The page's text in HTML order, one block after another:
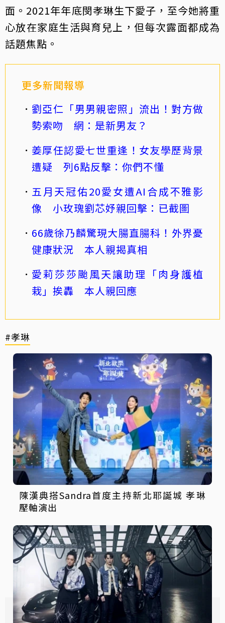
面。2021年年底閔孝琳生下愛子，至今她將重
心放在家庭生活與育兒上，但每次露面都成為
話題焦點。
更多新聞報導
劉亞仁「男男親密照」流出！對方做
勢索吻 網：是新男友？
姜厚任認愛七世重逢！女友學歷背景
遭疑 列6點反擊：你們不懂
五月天冠佑20愛女遭AI合成不雅影
像 小玫瑰劉芯妤親回擊：已截圖
66歲徐乃麟驚現大腸直腸科！外界憂
健康狀況 本人親揭真相
愛莉莎莎颱風天讓助理「肉身護植
栽」挨轟 本人親回應
#孝琳
陳漢典搭Sandra首度主持新北耶誕城 孝琳
壓軸演出